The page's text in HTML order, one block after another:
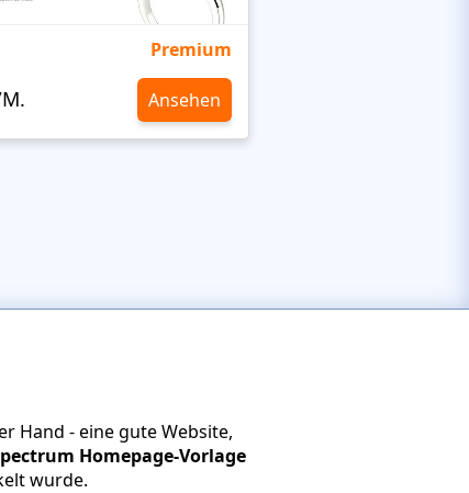
Premium
Ansehen
Hand - eine gute Website,
Homepage-Vorlage
wurde.